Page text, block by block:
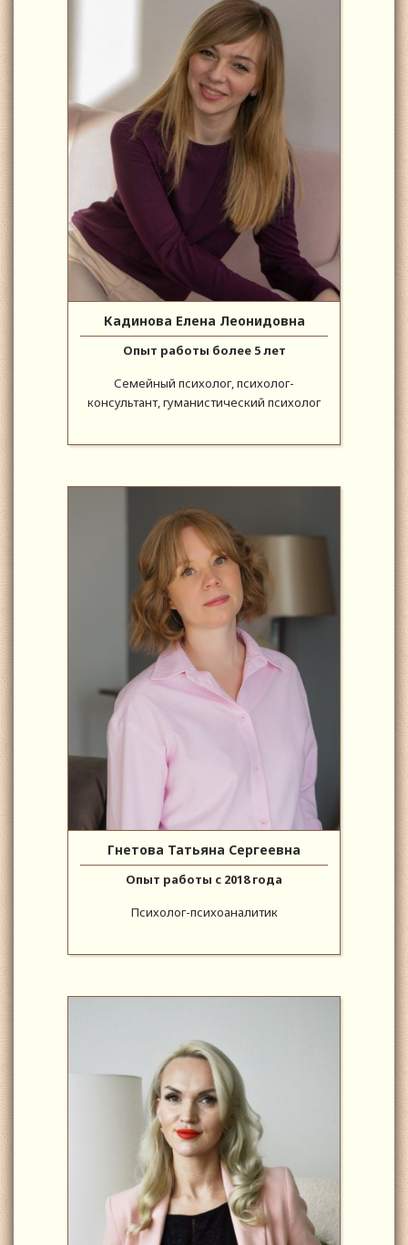
Кадинова Елена Леонидовна
Опыт работы более 5 лет
Семейный психолог, психолог-
консультант, гуманистический психолог
Гнетова Татьяна Сергеевна
Опыт работы с 2018 года
Психолог-психоаналитик